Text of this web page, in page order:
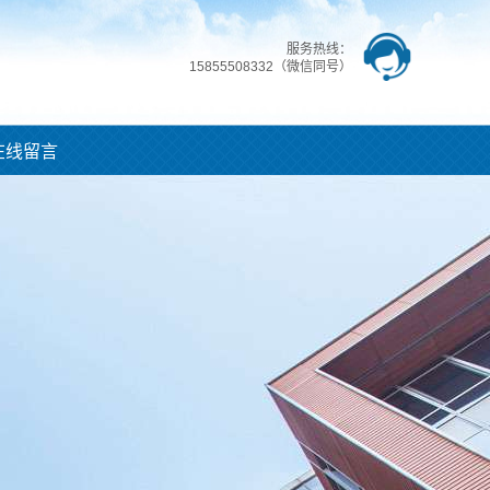
服务热线：
15855508332（微信同号）
线留言